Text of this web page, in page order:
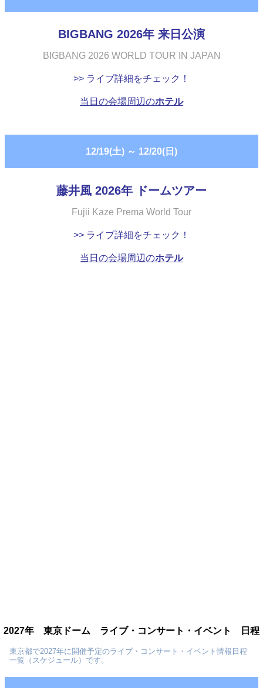
BIGBANG 2026年 来日公演
BIGBANG 2026 WORLD TOUR IN JAPAN
>> ライブ詳細をチェック！
当日の会場周辺のホテル
12/19(土) ～ 12/20(日)
藤井風 2026年 ドームツアー
Fujii Kaze Prema World Tour
>> ライブ詳細をチェック！
当日の会場周辺のホテル
2027年 東京ドーム ライブ・コンサート・イベント 日程
東京都で2027年に開催予定のライブ・コンサート・イベント情報日程
一覧（スケジュール）です。